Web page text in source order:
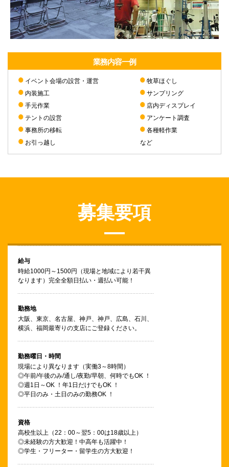
業務内容一例
イベント会場の設営・運営
内装施工
手元作業
テントの設営
事務所の移転
お引っ越し
牧草ほぐし
サンプリング
店内ディスプレイ
アンケート調査
各種軽作業
など
募集要項
給与
時給1000円～1500円（現場と地域により若干異
なります） 完全全額日払い・週払い可能！
勤務地
大阪、東京、名古屋、神戸、神戸、広島、石川、
横浜、福岡最寄りの支店にご登録ください。
勤務曜日・時間
現場により異なります（実働3～8時間）
◎午前/午後のみ/通し/夜勤/早朝、何時でもOK ！
◎週1日～OK ！年1日だけでもOK ！
◎平日のみ・土日のみの勤務OK ！
資格
高校生以上（22：00～翌5：00は18歳以上）
◎未経験の方大歓迎！中高年も活躍中！
◎学生・フリーター・留学生の方大歓迎！